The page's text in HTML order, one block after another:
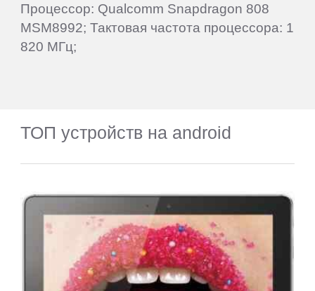
Процессор: Qualcomm Snapdragon 808
MSM8992; Тактовая частота процессора: 1
820 МГц;
ТОП устройств на android